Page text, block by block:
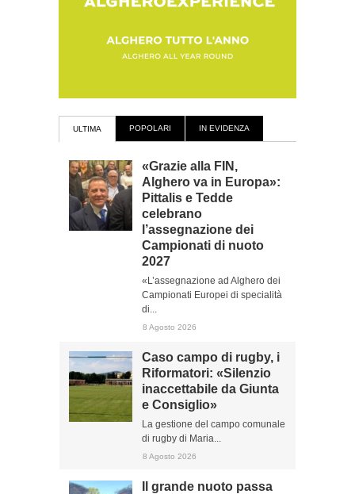
ULTIMA POPOLARI IN EVIDENZA
«Grazie alla FIN,
Alghero va in Europa»:
Pittalis e Tedde
celebrano
l’assegnazione dei
Campionati di nuoto
2027
«L’assegnazione ad Alghero dei
Campionati Europei di specialità
di...
8 Agosto 2026
Caso campo di rugby, i
Riformatori: «Silenzio
inaccettabile da Giunta
e Consiglio»
La gestione del campo comunale
di rugby di Maria...
8 Agosto 2026
Il grande nuoto passa